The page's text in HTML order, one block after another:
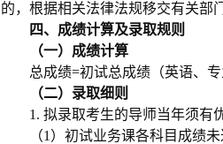
的，根据相关法律法规移交有关部
四、成绩计算及录取规则
（一）成绩计算
总成绩=初试总成绩（英语、
（二）录取细则
1. 拟录取考生的导师当年须有
（1 ） 初试业务课各科目成绩